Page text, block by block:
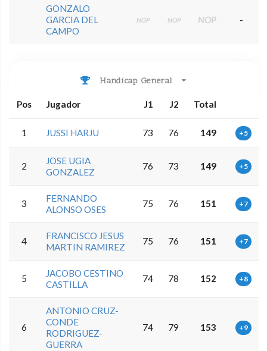
GONZALO
GARCIA DEL
CAMPO
NOP NOP NOP -
Handicap General
Pos Jugador J1 J2 Total
1 JUSSI HARJU 73 76 149 +5
2
JOSE UGIA
GONZALEZ
76 73 149 +5
3
FERNANDO
ALONSO OSES
75 76 151 +7
4
FRANCISCO JESUS
MARTIN RAMIREZ
75 76 151 +7
5
JACOBO CESTINO
CASTILLA
74 78 152 +8
6
ANTONIO CRUZ-
CONDE
RODRIGUEZ-
GUERRA
74 79 153 +9